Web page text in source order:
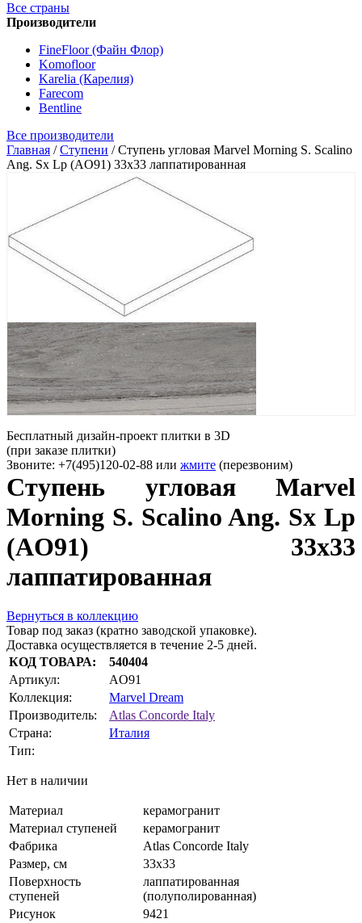
Все страны
Производители
FineFloor (Файн Флор)
Komofloor
Karelia (Карелия)
Farecom
Bentline
Все производители
Главная /Ступени /Ступень угловая Marvel Morning S. Scalino
Ang. Sx Lp (AO91) 33x33 лаппатированная
Бесплатный дизайн-проект плитки в 3D
(при заказе плитки)
Звоните: +7(495)120-02-88 или жмите (перезвоним)
Ступень угловая Marvel
Morning S. Scalino Ang. Sx Lp
(AO91) 33x33
лаппатированная
Вернуться в коллекцию
Товар под заказ (кратно заводской упаковке).
Доставка осуществляется в течение 2-5 дней.
КОД ТОВАРА:
540404
Артикул:
AO91
Коллекция:
Marvel Dream
Производитель:
Atlas Concorde Italy
Страна:
Италия
Тип:
Нет в наличии
Материал
керамогранит
Материал ступеней
керамогранит
Фабрика
Atlas Concorde Italy
Размер, см
33x33
Поверхность
ступеней
лаппатированная
(полуполированная)
Рисунок
9421